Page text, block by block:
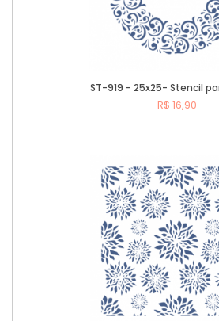
ST-919 - 25x25- Stencil
R$ 16,90